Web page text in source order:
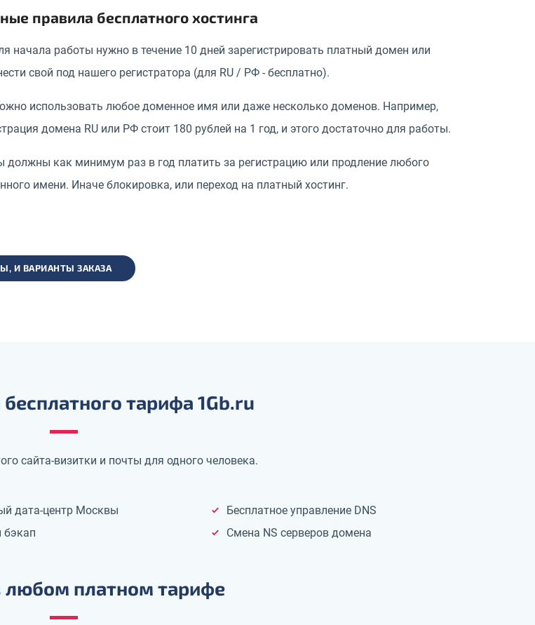
правила бесплатного хостинга
начала работы нужно в течение 10 дней зарегистрировать платный домен или
свой под нашего регистратора (для RU / РФ - бесплатно).
использовать любое доменное имя или даже несколько доменов. Например,
домена RU или РФ стоит 180 рублей на 1 год, и этого достаточно для работы.
должны как минимум раз в год платить за регистрацию или продление любого
имени. Иначе блокировка, или переход на платный хостинг.
И ВАРИАНТЫ ЗАКАЗА
тарифа 1Gb.ru
сайта-визитки и почты для одного человека.
дата-центр Москвы
бэкап
Бесплатное управление DNS
Смена NS серверов домена
любом платном тарифе